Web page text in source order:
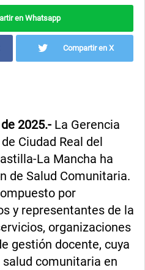
en Whatsapp
Compartir en X
2025.- La Gerencia
Ciudad Real del
La Mancha ha
de Salud Comunitaria.
por
y representantes de la
organizaciones
gestión docente, cuya
comunitaria en